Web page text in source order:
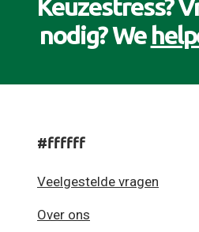
Keuzestress?
nodig? We
#ffffff
Veelgestelde vragen
Over ons